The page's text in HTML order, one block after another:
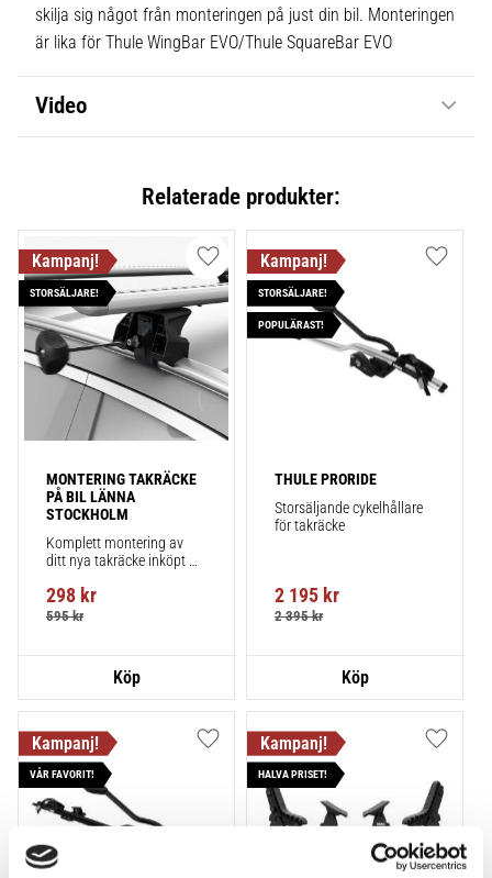
skilja sig något från monteringen på just din bil. Monteringen
är lika för Thule WingBar EVO/Thule SquareBar EVO
Video
Relaterade produkter:
MONTERING TAKRÄCKE
PÅ BIL LÄNNA
STOCKHOLM
Komplett montering av
ditt nya takräcke inköpt
montering på din bil.
298 kr
595kr
STORSÄLJARE!
Lägg till i favoriter
THULE PRORIDE
Storsäljande cykelhållare
för takräcke
2 195 kr
2 395kr
STORSÄLJARE!
POPULÄRAST!
Lägg
VÅR FAVORIT!
Lägg till i favoriter
HALVA PRISET!
Lägg